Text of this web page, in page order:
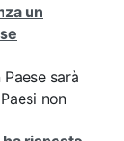
un
Paese sarà
non